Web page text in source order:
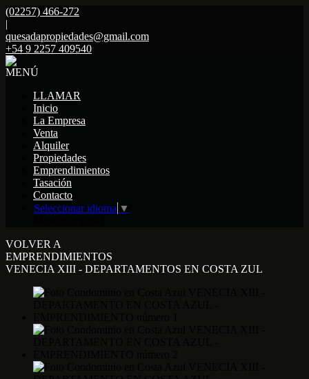
(02257) 466-272
|
quesadapropiedades@gmail.com
+54 9 2257 409540
MENÚ
LLAMAR
Inicio
La Empresa
Venta
Alquiler
Propiedades
Emprendimientos
Tasación
Contacto
Seleccionar idioma ▼
VOLVER A
EMPRENDIMIENTOS
VENECIA XIII - DEPARTAMENTOS EN COSTA ZUL